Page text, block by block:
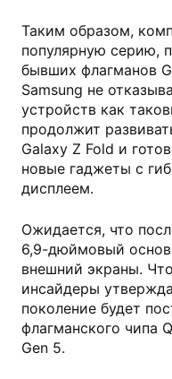
Таким образом,
популярную серию,
бывших флагманов
Samsung не
устройств как
продолжит
Galaxy Z Fold и
новые гаджеты с
дисплеем.
Ожидается, что
6,9-дюймовый
внешний экраны.
инсайдеры
поколение будет
флагманского чипа
Gen 5.